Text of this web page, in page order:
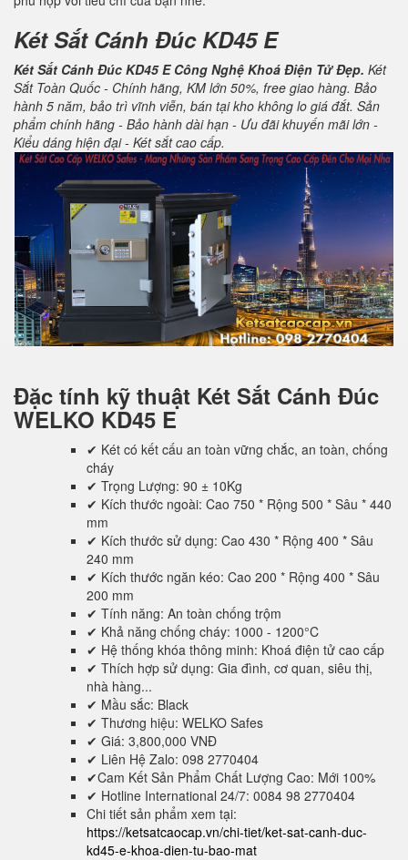
Két Sắt Cánh Đúc KD45 E
Két Sắt Cánh Đúc KD45 E Công Nghệ Khoá Điện Tử Đẹp. Két
Sắt Toàn Quốc - Chính hãng, KM lớn 50%, free giao hàng. Bảo
hành 5 năm, bảo trì vĩnh viễn, bán tại kho không lo giá đắt. Sản
phẩm chính hãng - Bảo hành dài hạn - Ưu đãi khuyến mãi lớn -
Kiểu dáng hiện đại - Két sắt cao cấp.
Đặc tính kỹ thuật Két Sắt Cánh Đúc
WELKO KD45 E
✔ Két có kết cấu an toàn vững chắc, an toàn, chống
cháy
✔ Trọng Lượng: 90 ± 10Kg
✔ Kích thước ngoài: Cao 750 * Rộng 500 * Sâu * 440
mm
✔ Kích thước sử dụng: Cao 430 * Rộng 400 * Sâu
240 mm
✔ Kích thước ngăn kéo: Cao 200 * Rộng 400 * Sâu
200 mm
✔ Tính năng: An toàn chống trộm
✔ Khả năng chống cháy: 1000 - 1200°C
✔ Hệ thống khóa thông minh: Khoá điện tử cao cấp
✔ Thích hợp sử dụng: Gia đình, cơ quan, siêu thị,
nhà hàng...
✔ Mầu sắc: Black
✔ Thương hiệu: WELKO Safes
✔ Giá: 3,800,000 VNĐ
✔ Liên Hệ Zalo: 098 2770404
✔Cam Kết Sản Phẩm Chất Lượng Cao: Mới 100%
✔ Hotline International 24/7: 0084 98 2770404
Chi tiết sản phẩm xem tại:
https://ketsatcaocap.vn/chi-tiet/ket-sat-canh-duc-
kd45-e-khoa-dien-tu-bao-mat